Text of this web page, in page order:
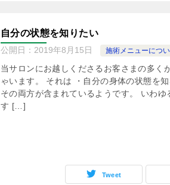
自分の状態を知りたい
公開日： 2019年8月15日 施術メニューにつ
当サロンにお越しくださるお客さまの多く
ゃいます。 それは ・自分の身体の状態を
その両方が含まれているようです。 いわ
す […]
Tweet